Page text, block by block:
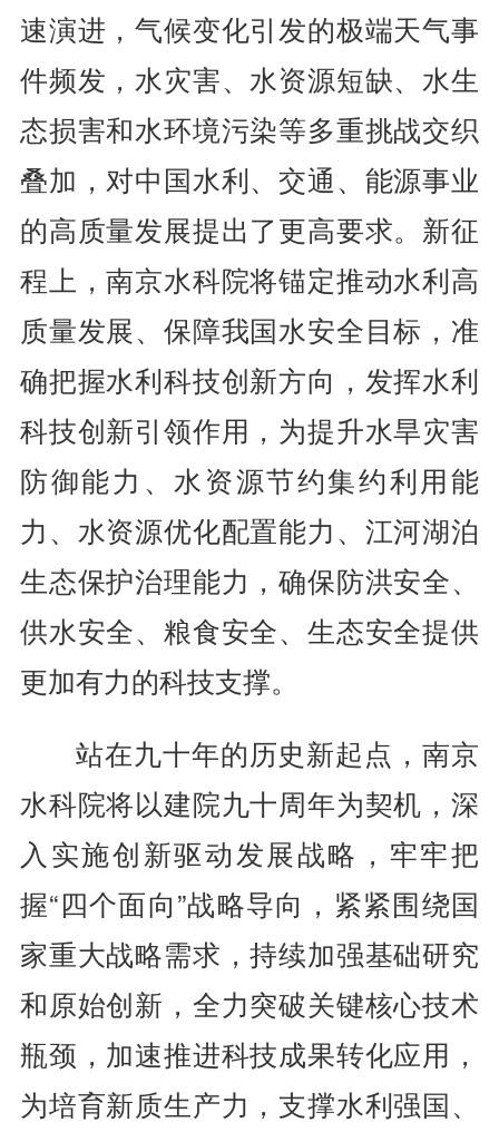
速演进，气候变化引发的极端天气事
件频发，水灾害、水资源短缺、水生
态损害和水环境污染等多重挑战交织
叠加，对中国水利、交通、能源事业
的高质量发展提出了更高要求。新征
程上，南京水科院将锚定推动水利高
质量发展、保障我国水安全目标，准
确把握水利科技创新方向，发挥水利
科技创新引领作用，为提升水旱灾害
防御能力、水资源节约集约利用能
力、水资源优化配置能力、江河湖泊
生态保护治理能力，确保防洪安全、
供水安全、粮食安全、生态安全提供
更加有力的科技支撑。
站在九十年的历史新起点，南京
水科院将以建院九十周年为契机，深
入实施创新驱动发展战略，牢牢把
握“四个面向”战略导向，紧紧围绕国
家重大战略需求，持续加强基础研究
和原始创新，全力突破关键核心技术
瓶颈，加速推进科技成果转化应用，
为培育新质生产力，支撑水利强国、